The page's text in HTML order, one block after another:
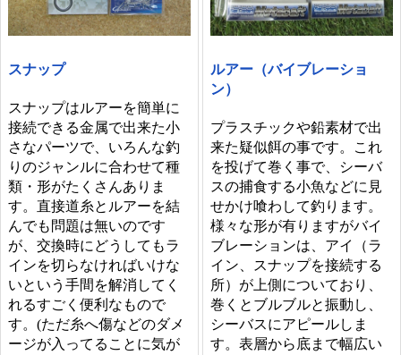
スナップ
スナップはルアーを簡単に
接続できる金属で出来た小
さなパーツで、いろんな釣
りのジャンルに合わせて種
類・形がたくさんありま
す。直接道糸とルアーを結
んでも問題は無いのです
が、交換時にどうしてもラ
インを切らなければいけな
いという手間を解消してく
れるすごく便利なもので
す。(ただ糸へ傷などのダメ
ージが入ってることに気が
ルアー（バイブレーショ
ン）
プラスチックや鉛素材で出
来た疑似餌の事です。これ
を投げて巻く事で、シーバ
スの捕食する小魚などに見
せかけ喰わして釣ります。
様々な形が有りますがバイ
ブレーションは、アイ（ラ
イン、スナップを接続する
所）が上側についており、
巻くとブルブルと振動し、
シーバスにアピールしま
す。表層から底まで幅広い